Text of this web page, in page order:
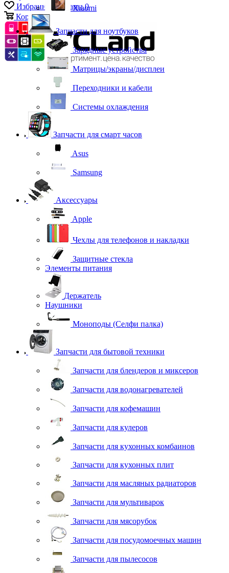
Избранные товары 0
Корзина 0
Xiaomi
Запчасти для ноутбуков
Зарядные устройства
Матрицы/экраны/дисплеи
Переходники и кабели
Системы охлаждения
Запчасти для смарт часов
Asus
Samsung
Аксессуары
Apple
Чехлы для телефонов и накладки
Защитные стекла
Элементы питания
Держатель
Наушники
Моноподы (Селфи палка)
Запчасти для бытовой техники
Запчасти для блендеров и миксеров
Запчасти для водонагревателей
Запчасти для кофемашин
Запчасти для кулеров
Запчасти для кухонных комбаинов
Запчасти для кухонных плит
Запчасти для масляных радиаторов
Запчасти для мультиварок
Запчасти для мясорубок
Запчасти для посудомоечных машин
Запчасти для пылесосов